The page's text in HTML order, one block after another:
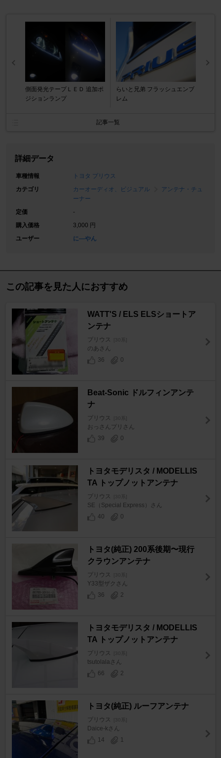
側面発光テープＬＥＤ 追加ポ
ジションランプ
らいと兄弟 フラッシュエンブ
レム
記事一覧
詳細データ
車種情報
トヨタ プリウス
カテゴリ
カーオーディオ、ビジュアル
アンテナ・チュ
ーナー
定価
-
購入価格
3,000 円
ユーザー
に―やん
この記事を見た人におすすめ
WATT'S / ELS ELSショートア
ンテナ
プリウス [30系]
のあさん
36
0
Beat-Sonic ドルフィンアンテ
ナ
プリウス [30系]
おっさんプリさん
39
0
トヨタモデリスタ / MODELLIS
TA トップノットアンテナ
プリウス [30系]
SE（Special Express）さん
40
0
トヨタ(純正) 200系後期〜現行
クラウンアンテナ
プリウス [30系]
Y33型ザクさん
36
2
トヨタモデリスタ / MODELLIS
TA トップノットアンテナ
プリウス [30系]
tsutolalaさん
66
2
トヨタ(純正) ルーフアンテナ
プリウス [30系]
Daice-kさん
14
1